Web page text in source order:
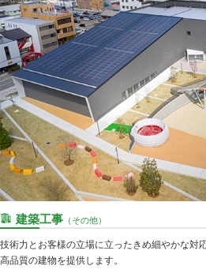
建築工事 （その他）
技術力とお客様の立場に立ったきめ細やかな対
高品質の建物を提供します。